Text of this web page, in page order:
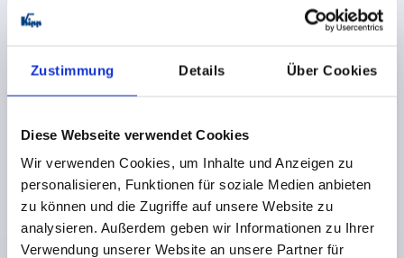
Zustimmung Details Über Cookies
Diese Webseite verwendet Cookies
Wir verwenden Cookies, um Inhalte und Anzeigen zu
personalisieren, Funktionen für soziale Medien anbieten
zu können und die Zugriffe auf unsere Website zu
analysieren. Außerdem geben wir Informationen zu Ihrer
Verwendung unserer Website an unsere Partner für
B1=30
D1=6,5
STÄRKE=6
Bestellnummer:K1897.0607605021
zzgl. MwSt.
K1897